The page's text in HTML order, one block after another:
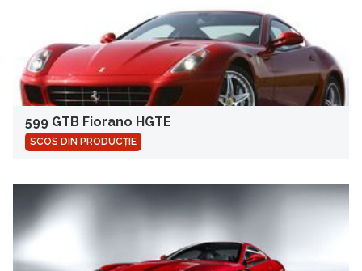
599 GTB Fiorano HGTE
SCOS DIN PRODUCȚIE